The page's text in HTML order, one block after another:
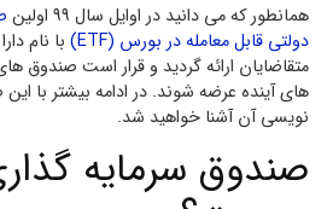
همانطور که می دانید در اوایل سال 99 اولین
دولتی قابل معامله در بورس (ETF)
با نام
های آینده عرضه شوند. در ادامه بیشتر با
نویسی آن آشنا خواهید شد.
صندوق سرمایه